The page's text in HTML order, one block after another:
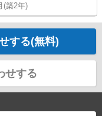
(築2年)
する(無料)
せする